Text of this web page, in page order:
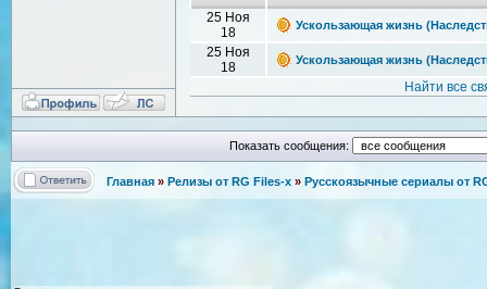
25 Ноя
18
Ускользающая жизнь
25 Ноя
18
Ускользающая жизнь
Найти все
Показать сообщения:
Главная » Релизы от RG Files-x » Русскоязычные сериалы от